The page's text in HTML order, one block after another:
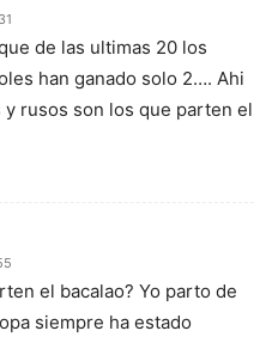
de las ultimas 20 los
han ganado solo 2…. Ahi
rusos son los que parten el
el bacalao? Yo parto de
siempre ha estado